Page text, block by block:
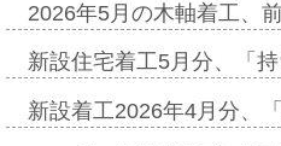
2026年5月の木軸着工、
新設住宅着工5月分、「
新設着工2026年4月分、